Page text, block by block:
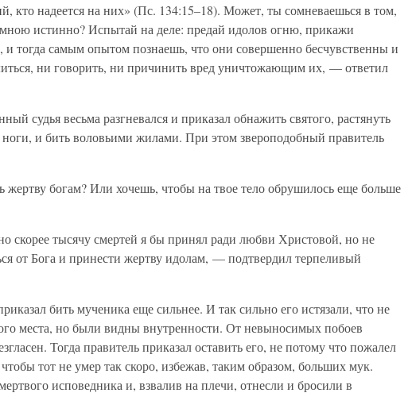
кто надеется на них» (Пс. 134:15–18). Может, ты сомневаешься в том,
мною истинно? Испытай на деле: предай идолов огню, прикажи
тогда самым опытом познаешь, что они совершенно бесчувственны и
ни говорить, ни причинить вред уничтожающим их, — ответил
судья весьма разгневался и приказал обнажить святого, растянуть
ноги, и бить воловьими жилами. При этом звероподобный правитель
богам? Или хочешь, чтобы на твое тело обрушилось еще больше
скорее тысячу смертей я бы принял ради любви Христовой, но не
от Бога и принести жертву идолам, — подтвердил терпеливый
бить мученика еще сильнее. И так сильно его истязали, что не
места, но были видны внутренности. От невыносимых побоев
Тогда правитель приказал оставить его, не потому что пожалел
чтобы тот не умер так скоро, избежав, таким образом, больших мук.
исповедника и, взвалив на плечи, отнесли и бросили в